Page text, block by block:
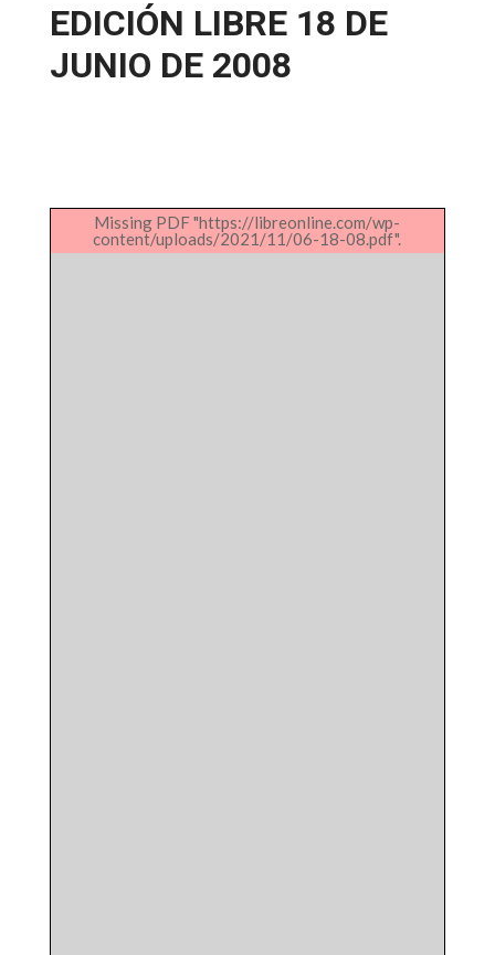
EDICIÓN LIBRE 18 DE
JUNIO DE 2008
Missing PDF "https://libreonline.com/wp-
content/uploads/2021/11/06-18-08.pdf".